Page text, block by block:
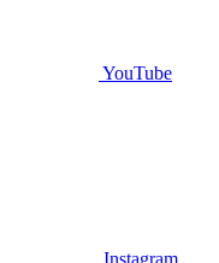
YouTube
Instagram